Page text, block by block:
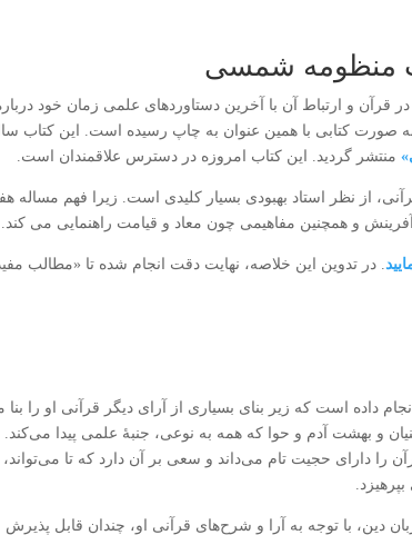
منظومه شمسی
و ارتباط آن با آخرین دستاوردهای علمی زمان خود
داده است. نتایج این پژوهش در سال ۱۳۵۷ به صورت کتابی با همین عنوان به چاپ رسیده است. این
منتشر گردید. این کتاب امروزه در دسترس علاقمندان است.
از نظر استاد بهبودی بسیار کلیدی است. زیرا فهم مساله
و همچنین مفاهیمی چون معاد و قیامت راهنمایی می کند.
. در تدوین این خلاصه، نهایت دقت انجام شده تا «مطالب
داده‌ است که زیر بنای بسیاری از آرای دیگر قرآنی او را بنا
و بهشت آدم و حوا که همه به نوعی، جنبۀ علمی پیدا می‌کند.
را دارای حجیت تام می‌داند و سعی بر آن دارد که تا می‌تواند،
دین، با توجه به آرا و شرح‌های قرآنی او، چندان قابل پذیرش